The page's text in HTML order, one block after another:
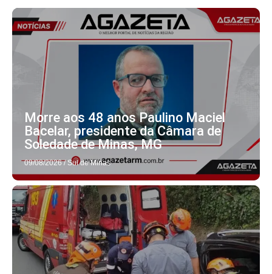
Morre aos 48 anos Paulino Maciel
Bacelar, presidente da Câmara de
Soledade de Minas, MG
09/08/2026 / Sul de Minas